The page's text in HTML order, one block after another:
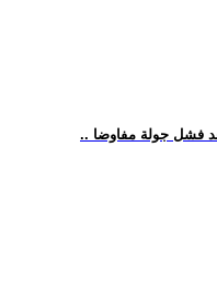
فشل جولة مفاوضا